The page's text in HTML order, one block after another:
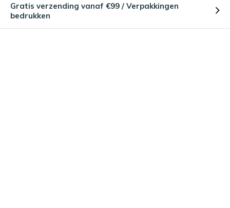
Gratis verzending vanaf €99 / Verpakkingen
bedrukken